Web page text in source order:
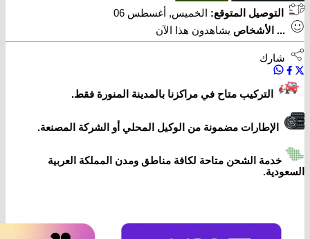
التوصيل المتوقع:
الخميس, أغسطس 06
...
الأشخاص يشاهدون هذا الآن
شارك
التركيب متاح في مراكزنا بالمدينة المنورة فقط.
الإطارات مضمونة من الوكيل المحلي أو الشركة المصنعة.
خدمة الشحن متاحة لكافة مناطق ومدن المملكة العربية
السعودية.